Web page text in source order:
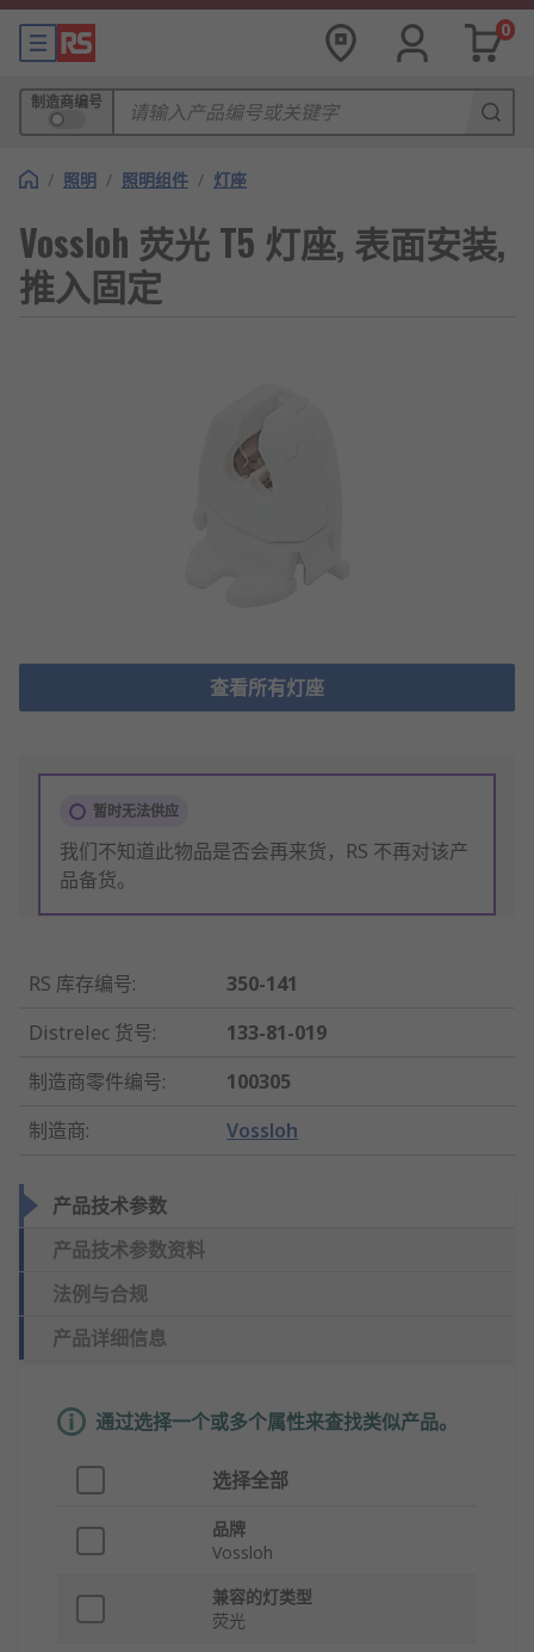
0
制造商编号
/ 照明 / 照明组件 / 灯座
Vossloh 荧光 T5 灯座, 表面安装,
推入固定
查看所有灯座
暂时无法供应
我们不知道此物品是否会再来货，RS 不再对该产
品备货。
RS 库存编号:
350-141
Distrelec 货号:
133-81-019
制造商零件编号:
100305
制造商: Vossloh
产品技术参数
产品技术参数资料
法例与合规
产品详细信息
通过选择一个或多个属性来查找类似产品。
选择全部
品牌
Vossloh
兼容的灯类型
荧光